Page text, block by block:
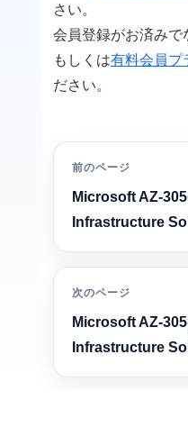
さい。
会員登録がお済みで
もしくは有料会員プ
ださい。
前のページ
Microsoft AZ-
Infrastructure
次のページ
Microsoft AZ-
Infrastructure